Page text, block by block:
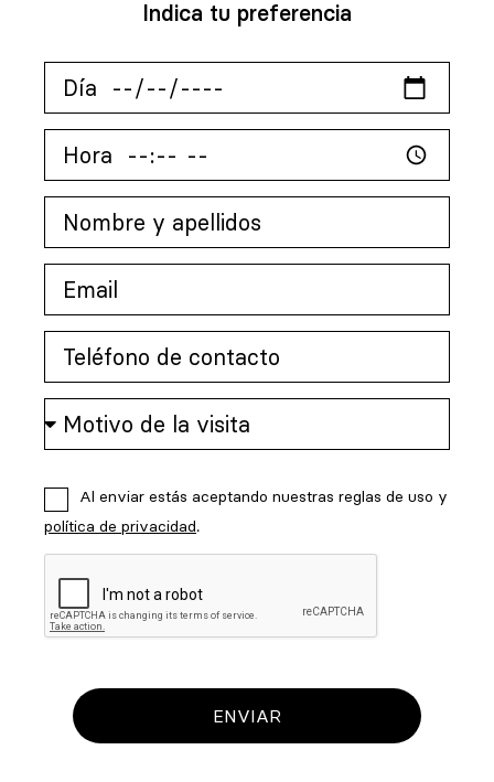
Indica tu preferencia
Al enviar estás aceptando nuestras reglas de uso y
política de privacidad.
ENVIAR